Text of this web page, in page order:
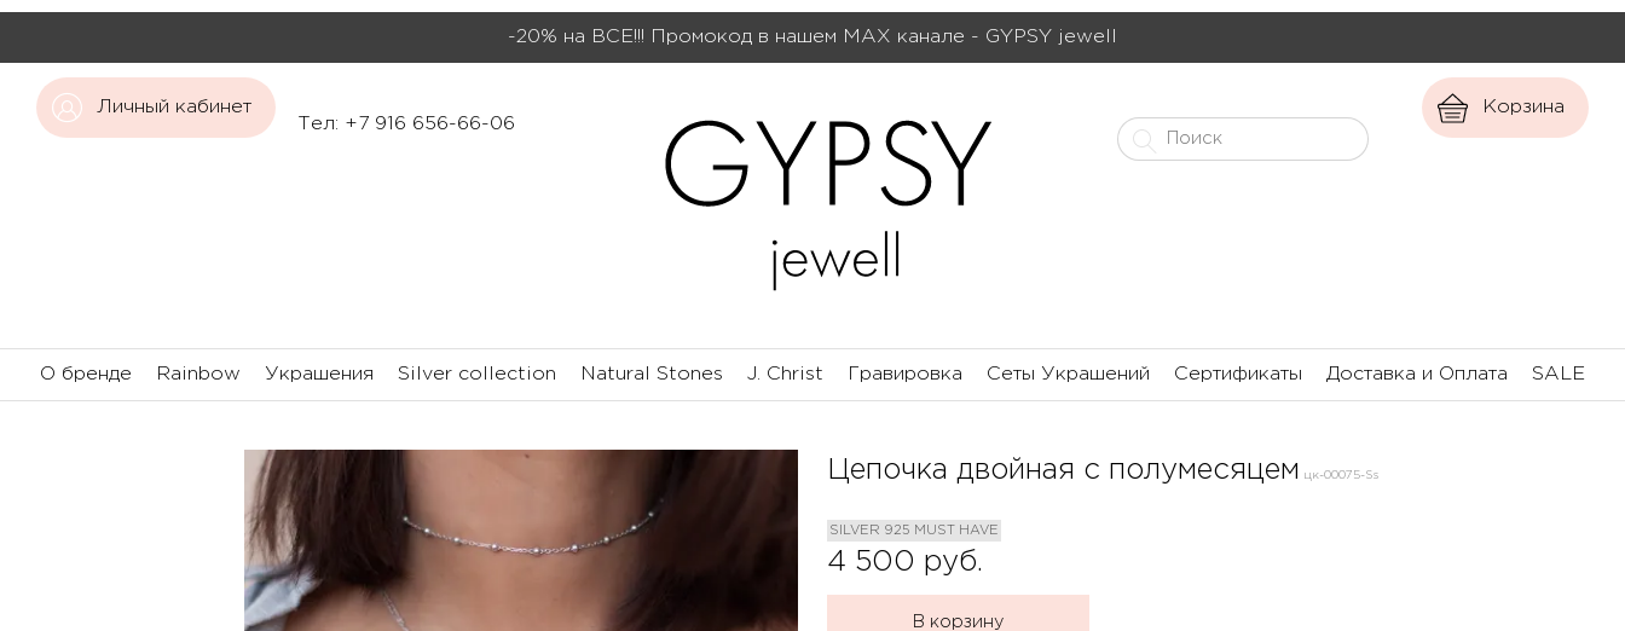
-20% на ВСЕ!!! Промокод в нашем МАХ канале - GYPSY jewell
Тел: +7 916 656-66-06
Корзина
О бренде Rainbow Украшения Silver collection Natural Stones J. Christ Гравировка Сеты Украшений Сертификаты Доставка и Оплата SALE
Цепочка двойная с полумесяцем цк-00075-Ss
SILVER 925 MUST HAVE
4 500 руб.
В корзину
Личный кабинет